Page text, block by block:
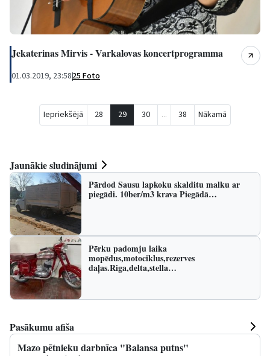
Jekaterinas Mirvis - Varkalovas koncertprogramma
01.03.2019, 23:58|25 Foto
Iepriekšējā 28 29 30 ... 38 Nākamā
Jaunākie sludinājumi
Pārdod Sausu lapkoku skalditu malku ar
piegādi. 10ber/m3 krava Piegādā…
Pērku padomju laika
mopēdus,motociklus,rezerves
daļas.Riga,delta,stella…
Pasākumu afiša
Mazo pētnieku darbnīca "Balansa putns"